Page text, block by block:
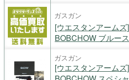
ガスガン
[ウエスタンアームズ]
BOBCHOW ブルー
ガスガン
[ウエスタンアームズ]